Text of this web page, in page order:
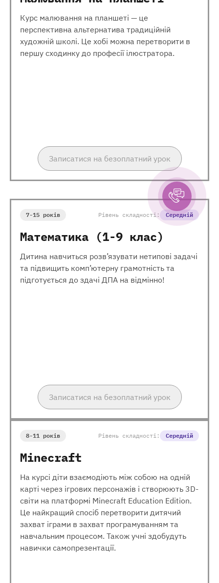
Курс малювання на планшеті — це
перспективна альтернатива традиційній
художній школі. Це хобі можна перетворити в
першу сходинку до професії ілюстратора.
Записатися на безоплатний урок
7-15 років Рівень складності: Середній
Математика (1-9 клас)
Дитина навчиться розв’язувати нетипові задачі
та підвищить комп’ютерну грамотність та
підготується до здачі ДПА на відмінно!
Записатися на безоплатний урок
8-11 років Рівень складності: Середній
Minecraft
На курсі діти взаємодіють між собою на одній
карті через ігрових персонажів і створюють 3D-
світи на платформі Minecraft Education Edition.
Це найкращий спосіб перетворити дитячий
захват іграми в захват програмуванням та
навчальним процесом. Також учні здобудуть
навички самопрезентації.